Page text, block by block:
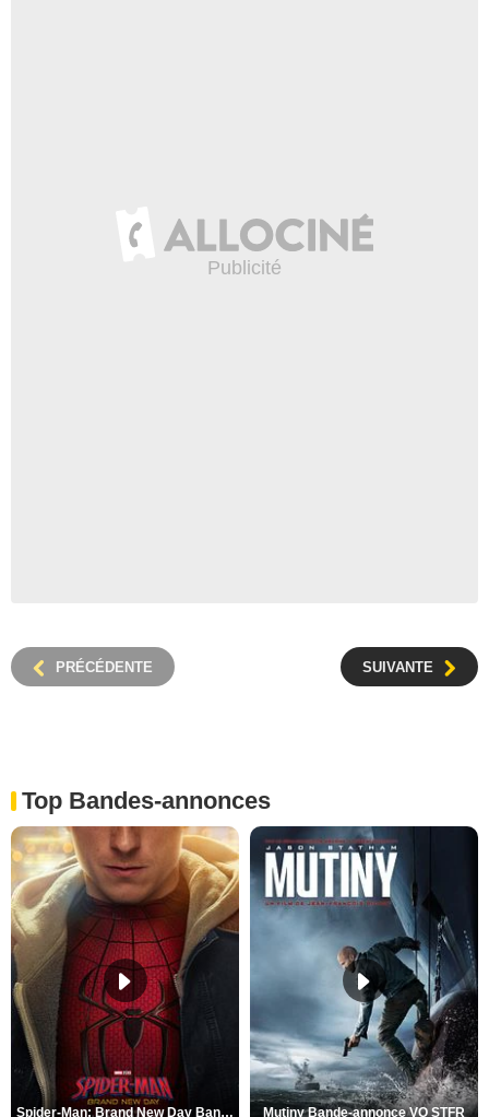
PRÉCÉDENTE SUIVANTE
Top Bandes-annonces
Spider-Man: Brand New Day Bande-annonce VO STFR Mutiny Bande-annonce VO STFR